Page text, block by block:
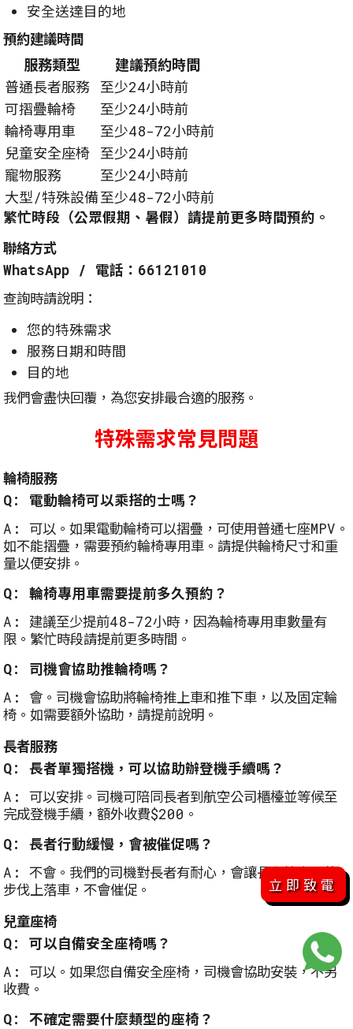
立即致電
安全送達目的地
預約建議時間
服務類型
建議預約時間
普通長者服務 至少24小時前
可摺疊輪椅
至少24小時前
輪椅專用車
至少48-72小時前
兒童安全座椅 至少24小時前
寵物服務
至少24小時前
大型/特殊設備至少48-72小時前
繁忙時段（公眾假期、暑假）請提前更多時間預約。
聯絡方式
WhatsApp / 電話：66121010
查詢時請說明：
您的特殊需求
服務日期和時間
目的地
我們會盡快回覆，為您安排最合適的服務。
特殊需求常見問題
輪椅服務
Q: 電動輪椅可以乘搭的士嗎？
A: 可以。如果電動輪椅可以摺疊，可使用普通七座MPV。
如不能摺疊，需要預約輪椅專用車。請提供輪椅尺寸和重
量以便安排。
Q: 輪椅專用車需要提前多久預約？
A: 建議至少提前48-72小時，因為輪椅專用車數量有
限。繁忙時段請提前更多時間。
Q: 司機會協助推輪椅嗎？
A: 會。司機會協助將輪椅推上車和推下車，以及固定輪
椅。如需要額外協助，請提前說明。
長者服務
Q: 長者單獨搭機，可以協助辦登機手續嗎？
A: 可以安排。司機可陪同長者到航空公司櫃檯並等候至
完成登機手續，額外收費$200。
Q: 長者行動緩慢，會被催促嗎？
A: 不會。我們的司機對長者有耐心，會讓長者按自己的
步伐上落車，不會催促。
兒童座椅
Q: 可以自備安全座椅嗎？
A: 可以。如果您自備安全座椅，司機會協助安裝，不另
收費。
Q: 不確定需要什麼類型的座椅？